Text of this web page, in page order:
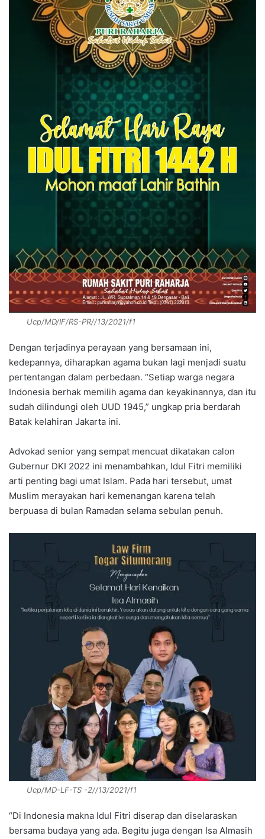
Ucp/MD/IF/RS-PR//13/2021/f1
Dengan terjadinya perayaan yang bersamaan ini,
kedepannya, diharapkan agama bukan lagi menjadi suatu
pertentangan dalam perbedaan. “Setiap warga negara
Indonesia berhak memilih agama dan keyakinannya, dan itu
sudah dilindungi oleh UUD 1945,” ungkap pria berdarah
Batak kelahiran Jakarta ini.
Advokad senior yang sempat mencuat dikatakan calon
Gubernur DKI 2022 ini menambahkan, Idul Fitri memiliki
arti penting bagi umat Islam. Pada hari tersebut, umat
Muslim merayakan hari kemenangan karena telah
berpuasa di bulan Ramadan selama sebulan penuh.
Ucp/MD-LF-TS -2//13/2021/f1
“Di Indonesia makna Idul Fitri diserap dan diselaraskan
bersama budaya yang ada. Begitu juga dengan Isa Almasih